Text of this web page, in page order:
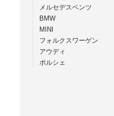
メルセデスベンツ
BMW
MINI
フォルクスワーゲン
アウディ
ポルシェ